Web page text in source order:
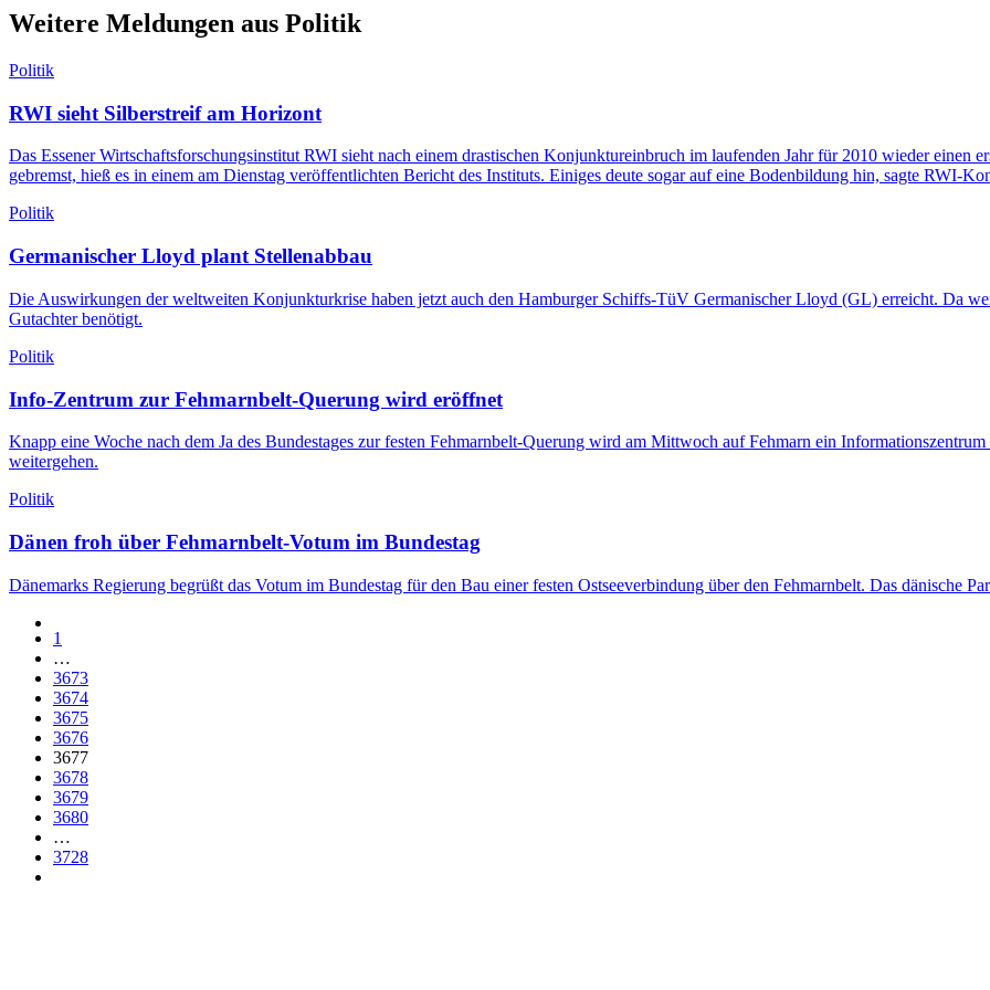
Weitere Meldungen aus Politik
Politik
RWI sieht Silberstreif am Horizont
Das Essener Wirtschaftsforschungsinstitut RWI sieht nach einem drastischen Konjunktureinbruch im laufenden Jahr für 2010 wieder einen
gebremst, hieß es in einem am Dienstag veröffentlichten Bericht des Instituts. Einiges deute sogar auf eine Bodenbildung hin, sagte RWI-
Politik
Germanischer Lloyd plant Stellenabbau
Die Auswirkungen der weltweiten Konjunkturkrise haben jetzt auch den Hamburger Schiffs-TüV Germanischer Lloyd (GL) erreicht. Da
Gutachter benötigt.
Politik
Info-Zentrum zur Fehmarnbelt-Querung wird eröffnet
Knapp eine Woche nach dem Ja des Bundestages zur festen Fehmarnbelt-Querung wird am Mittwoch auf Fehmarn ein
weitergehen.
Politik
Dänen froh über Fehmarnbelt-Votum im Bundestag
Dänemarks Regierung begrüßt das Votum im Bundestag für den Bau einer festen Ostseeverbindung über den Fehmarnbelt. Das dänische
1
…
3673
3674
3675
3676
3677
3678
3679
3680
…
3728